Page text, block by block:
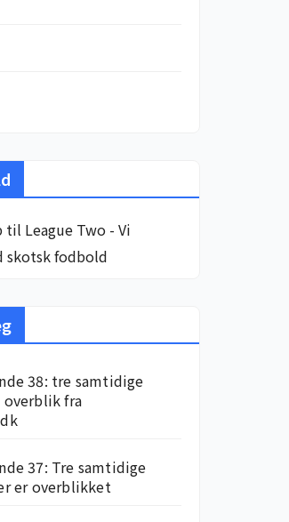
til League Two - Vi
fodbold
38: tre samtidige
overblik fra
37: Tre samtidige
er overblikket